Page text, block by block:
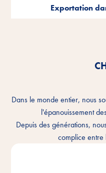
Exportation
tout
Dans le monde entier, nous
l'épanouissement
Depuis des générations,
complice entre